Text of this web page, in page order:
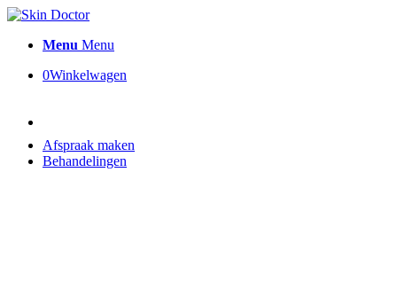
Menu Menu
0Winkelwagen
Afspraak maken
Behandelingen